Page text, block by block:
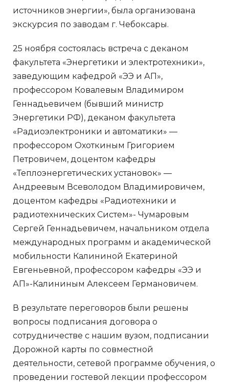
источников энергии», была организована
экскурсия по заводам г. Чебоксары.
25 ноября состоялась встреча с деканом
факультета «Энергетики и электротехники»,
заведующим кафедрой «ЭЭ и АП»,
профессором Ковалевым Владимиром
Геннадьевичем (бывший министр
Энергетики РФ), деканом факультета
«Радиоэлектроники и автоматики» —
профессором Охоткиным Григорием
Петровичем, доцентом кафедры
«Теплоэнергетических установок» —
Андреевым Всеволодом Владимировичем,
доцентом кафедры «Радиотехники и
радиотехнических Систем»- Чумаровым
Сергей Геннадьевичем, начальником отдела
международных программ и академической
мобильности Калининой Екатериной
Евгеньевной, профессором кафедры «ЭЭ и
АП»-Калининым Алексеем Германовичем.
В результате переговоров были решены
вопросы подписания договора о
сотрудничестве с нашим вузом, подписании
Дорожной карты по совместной
деятельности, сетевой программе обучения, о
проведении гостевой лекции профессором